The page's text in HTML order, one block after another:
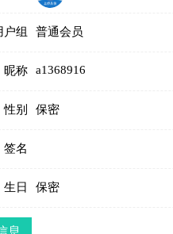
户组 普通会员
昵称 a1368916
性别 保密
签名
生日 保密
息